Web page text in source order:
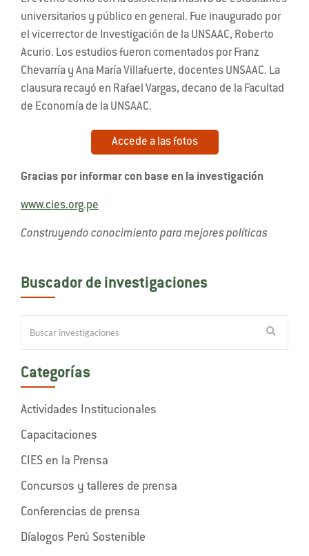
universitarios y público en general. Fue inaugurado por
el vicerrector de Investigación de la UNSAAC, Roberto
Acurio. Los estudios fueron comentados por Franz
Chevarría y Ana María Villafuerte, docentes UNSAAC. La
clausura recayó en Rafael Vargas, decano de la Facultad
de Economía de la UNSAAC.
Accede a las fotos
Gracias por informar con base en la investigación
www.cies.org.pe
Construyendo conocimiento para mejores políticas
Buscador de investigaciones
Categorías
Actividades Institucionales
Capacitaciones
CIES en la Prensa
Concursos y talleres de prensa
Conferencias de prensa
Díalogos Perú Sostenible